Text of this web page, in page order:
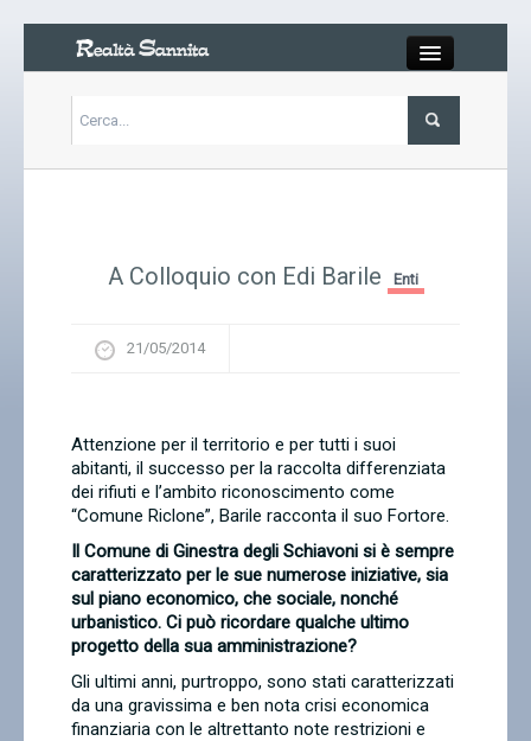
Abbonarsi
Contatti
A Colloquio con Edi Barile Enti
21/05/2014
Attenzione per il territorio e per tutti i suoi
abitanti, il successo per la raccolta differenziata
dei rifiuti e l’ambito riconoscimento come
“Comune Riclone”, Barile racconta il suo Fortore.
Il Comune di Ginestra degli Schiavoni si è sempre
caratterizzato per le sue numerose iniziative, sia
sul piano economico, che sociale, nonché
urbanistico. Ci può ricordare qualche ultimo
progetto della sua amministrazione?
Gli ultimi anni, purtroppo, sono stati caratterizzati
da una gravissima e ben nota crisi economica
finanziaria con le altrettanto note restrizioni e